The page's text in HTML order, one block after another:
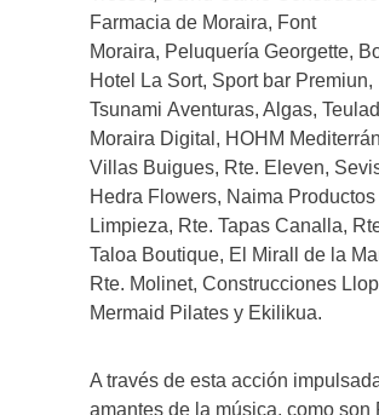
Farmacia de Moraira, Font
Moraira, Peluquería Georgette,
Hotel La Sort, Sport bar Premiun,
Tsunami Aventuras, Algas,
Moraira Digital, HOHM
Villas Buigues, Rte. Eleven,
Hedra Flowers, Naima Productos
Limpieza, Rte. Tapas Canalla,
Taloa Boutique, El Mirall de la
Rte. Molinet, Construcciones
Mermaid Pilates y Ekilikua.
A través de esta acción
amantes de la música, como son